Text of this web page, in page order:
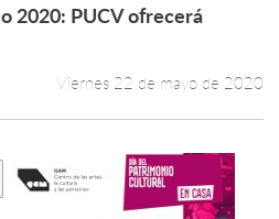
Leer más +
2020: PUCV ofrecerá
Viernes 22 de mayo de 2020